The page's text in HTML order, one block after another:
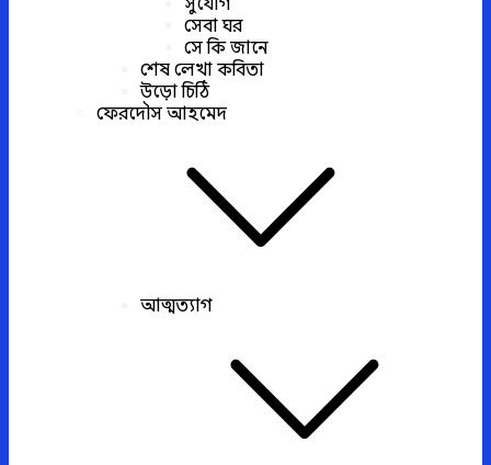
সুযোগ
সেবা ঘর
সে কি জানে
শেষ লেখা কবিতা
উড়ো চিঠি
ফেরদৌস আহমেদ
আত্মত্যাগ